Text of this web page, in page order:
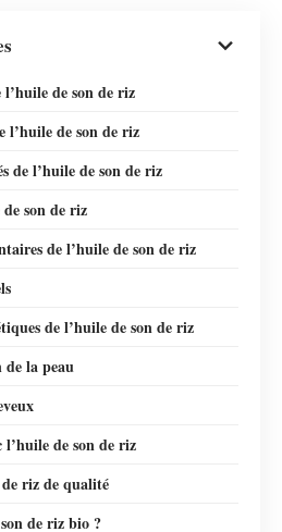
de son de riz
l’huile de son de riz
de l’huile de son de riz
son de riz
de l’huile de son de riz
de l’huile de son de riz
la peau
l’huile de son de riz
riz de qualité
de riz bio ?